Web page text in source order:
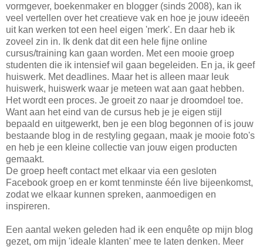
vormgever, boekenmaker en blogger (sinds 2008), kan ik
veel vertellen over het creatieve vak en hoe je jouw ideeën
uit kan werken tot een heel eigen 'merk'. En daar heb ik
zoveel zin in. Ik denk dat dit een hele fijne online
cursus/training kan gaan worden. Met een mooie groep
studenten die ik intensief wil gaan begeleiden. En ja, ik geef
huiswerk. Met deadlines. Maar het is alleen maar leuk
huiswerk, huiswerk waar je meteen wat aan gaat hebben.
Het wordt een proces. Je groeit zo naar je droomdoel toe.
Want aan het eind van de cursus heb je je eigen stijl
bepaald en uitgewerkt, ben je een blog begonnen of is jouw
bestaande blog in de restyling gegaan, maak je mooie foto's
en heb je een kleine collectie van jouw eigen producten
gemaakt.
De groep heeft contact met elkaar via een gesloten
Facebook groep en er komt tenminste één live bijeenkomst,
zodat we elkaar kunnen spreken, aanmoedigen en
inspireren.
Een aantal weken geleden had ik een enquête op mijn blog
gezet, om mijn 'ideale klanten' mee te laten denken. Meer